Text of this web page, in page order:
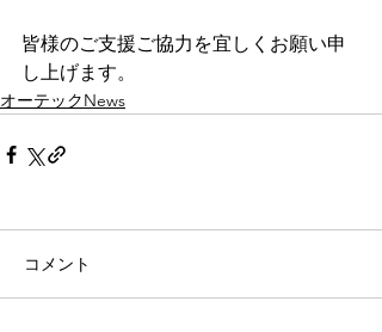
皆様のご支援ご協力を宜しくお願い申
し上げます。
オーテックNews
コメント